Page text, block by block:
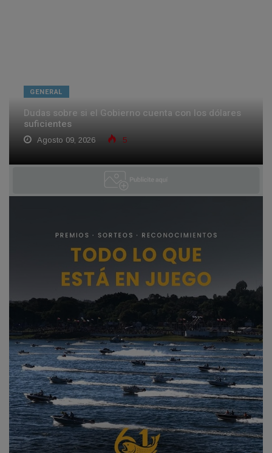
GENERAL
Dudas sobre si el Gobierno cuenta con los dólares
suficientes
Agosto 09, 2026 5